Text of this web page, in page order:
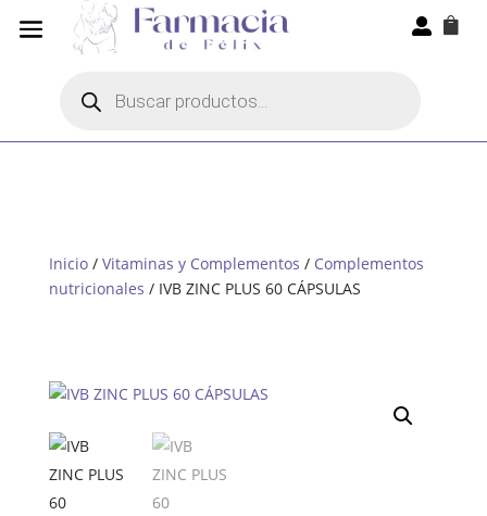
 
productos
Inicio/ Vitaminas y Complementos / Complementos
nutricionales / IVB ZINC PLUS 60 CÁPSULAS